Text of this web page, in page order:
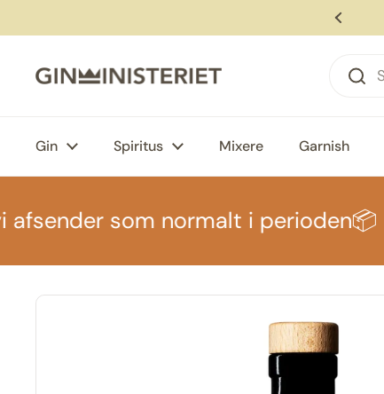
Forrige
Gin Spiritus Mixere Garnish
som normalt i perioden📦